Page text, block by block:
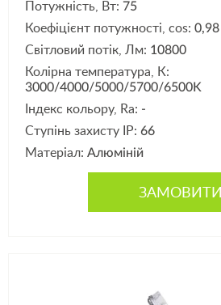
Потужність, Вт: 75
Коефіцієнт потужності, cos: 0,98
Світловий потік, Лм: 10800
Колірна температура, К:
3000/4000/5000/5700/6500K
Індекс кольору, Ra: -
Ступінь захисту IP: 66
Матеріал: Алюміній
ЗАМОВИТИ